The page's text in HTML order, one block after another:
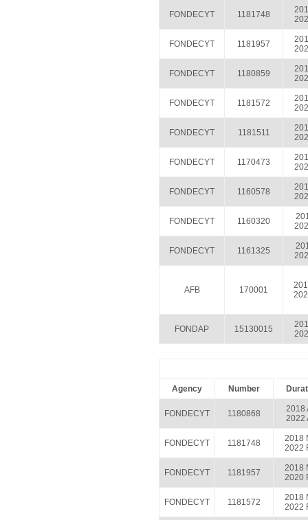
FONDECYT 1181748
FONDECYT 1181957
FONDECYT 1180859
FONDECYT 1181572
FONDECYT 1181511
FONDECYT 1170473
FONDECYT 1160578
FONDECYT 1160320
FONDECYT 1161325
AFB 170001
FONDAP 15130015
Agency Number
FONDECYT 1180868
2018
2022
FONDECYT 1181748
2018
2022
FONDECYT 1181957
2018
2020
FONDECYT 1181572
2018
2022